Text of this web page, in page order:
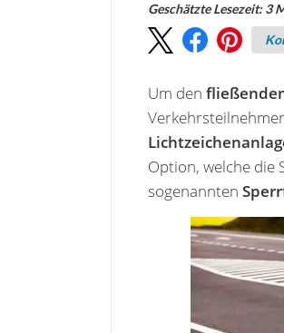
Geschätzte Lesezeit:3
Um den
Option, welche die
sogenannten